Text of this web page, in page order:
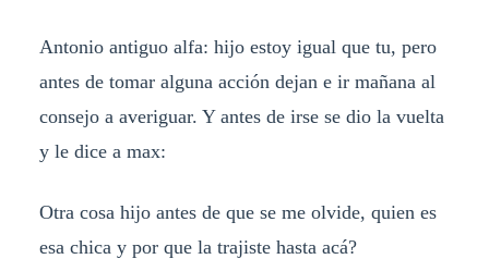
Antonio antiguo alfa: hijo estoy igual que tu, pero
antes de tomar alguna acción dejan e ir mañana al
consejo a averiguar. Y antes de irse se dio la vuelta
y le dice a max:
Otra cosa hijo antes de que se me olvide, quien es
esa chica y por que la trajiste hasta acá?